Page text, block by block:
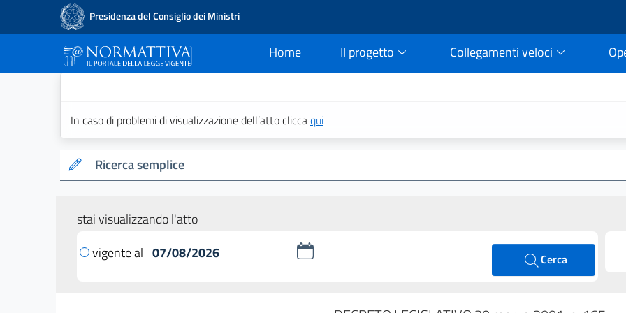
Presidenza del Consiglio dei Ministri
Home
current Il progetto Collegamenti veloci
In caso di problemi di visualizzazione dell’atto cliccaqui
Ricerca semplice
stai visualizzando l'atto
vigente al
Cerca